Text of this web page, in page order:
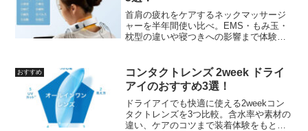
首肩の疲れをケアするネックマッサージ
ャーを半年間使い比べ。EMS・もみ玉・
枕型の違いや寝つきへの影響まで体験ベ
おすすめ
コンタクトレンズ 2week ドライ
アイのおすすめ3選！
ドライアイでも快適に使える2weekコン
タクトレンズを3つ比較。含水率や素材の
違い、ケアのコツまで装着体験をもとに